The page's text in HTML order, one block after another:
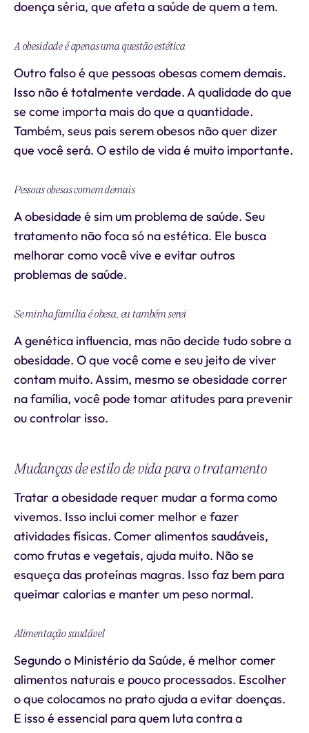
doença séria, que afeta a saúde de quem a tem.
A obesidade é apenas uma questão estética
Outro falso é que pessoas obesas comem demais.
Isso não é totalmente verdade. A qualidade do que
se come importa mais do que a quantidade.
Também, seus pais serem obesos não quer dizer
que você será. O estilo de vida é muito importante.
Pessoas obesas comem demais
A obesidade é sim um problema de saúde. Seu
tratamento não foca só na estética. Ele busca
melhorar como você vive e evitar outros
problemas de saúde.
Se minha família é obesa, eu também serei
A genética influencia, mas não decide tudo sobre a
obesidade. O que você come e seu jeito de viver
contam muito. Assim, mesmo se obesidade correr
na família, você pode tomar atitudes para prevenir
ou controlar isso.
Mudanças de estilo de vida para o tratamento
Tratar a obesidade requer mudar a forma como
vivemos. Isso inclui comer melhor e fazer
atividades físicas. Comer alimentos saudáveis,
como frutas e vegetais, ajuda muito. Não se
esqueça das proteínas magras. Isso faz bem para
queimar calorias e manter um peso normal.
Alimentação saudável
Segundo o Ministério da Saúde, é melhor comer
alimentos naturais e pouco processados. Escolher
o que colocamos no prato ajuda a evitar doenças.
E isso é essencial para quem luta contra a